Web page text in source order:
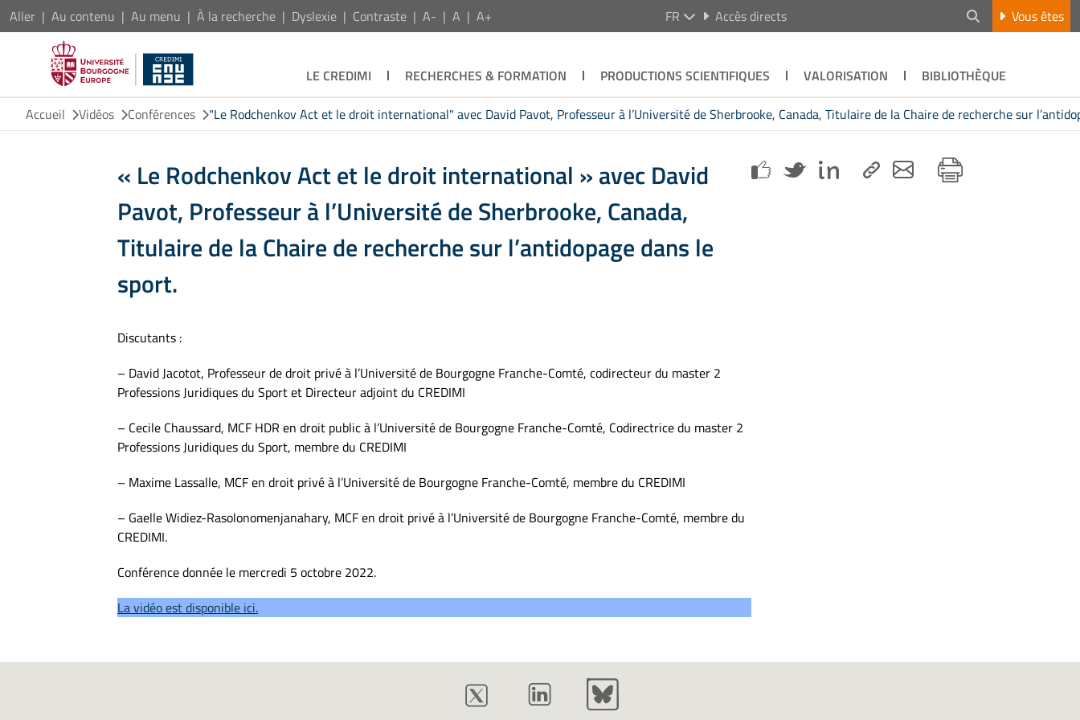
Aller Au contenu Au menu À la recherche Dyslexie Contraste A- A A+ FR Accès directs Vous êtes
LE CREDIMI RECHERCHES & FORMATION PRODUCTIONS SCIENTIFIQUES VALORISATION
BIBLIOTHÈQUE
Accueil
Vidéos Conférences "Le Rodchenkov Act et le droit international" avec David Pavot, Professeur à l’Université de Sherbrooke, Canada, Titulaire de la Chaire de recherche sur
« Le Rodchenkov Act et le droit international » avec David
Pavot, Professeur à l’Université de Sherbrooke, Canada,
Titulaire de la Chaire de recherche sur l’antidopage dans le
sport.
Discutants :
– David Jacotot, Professeur de droit privé à l’Université de Bourgogne Franche-Comté, codirecteur du master 2
Professions Juridiques du Sport et Directeur adjoint du CREDIMI
– Cecile Chaussard, MCF HDR en droit public à l’Université de Bourgogne Franche-Comté, Codirectrice du master 2
Professions Juridiques du Sport, membre du CREDIMI
– Maxime Lassalle, MCF en droit privé à l’Université de Bourgogne Franche-Comté, membre du CREDIMI
– Gaelle Widiez-Rasolonomenjanahary, MCF en droit privé à l’Université de Bourgogne Franche-Comté, membre du
CREDIMI.
Conférence donnée le mercredi 5 octobre 2022.
La vidéo est disponible ici.